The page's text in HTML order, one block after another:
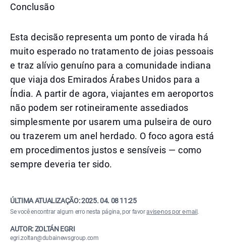
Conclusão
Esta decisão representa um ponto de virada há
muito esperado no tratamento de joias pessoais
e traz alívio genuíno para a comunidade indiana
que viaja dos Emirados Árabes Unidos para a
Índia. A partir de agora, viajantes em aeroportos
não podem ser rotineiramente assediados
simplesmente por usarem uma pulseira de ouro
ou trazerem um anel herdado. O foco agora está
em procedimentos justos e sensíveis — como
sempre deveria ter sido.
ÚLTIMA ATUALIZAÇÃO:2025. 04. 08 11:25
Se você encontrar algum erro nesta página, por favoravise-nos por e-mail .
AUTOR: ZOLTÁN EGRI
egri.zoltan@dubainewsgroup.com